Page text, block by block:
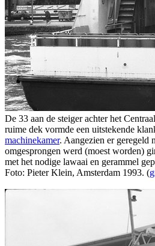
De 33 aan de steiger achter het
ruime dek vormde een uitstekende
machinekamer. Aangezien er geregeld
omgesprongen werd (moest worden)
met het nodige lawaai en gerammel
Foto: Pieter Klein, Amsterdam 1993. (